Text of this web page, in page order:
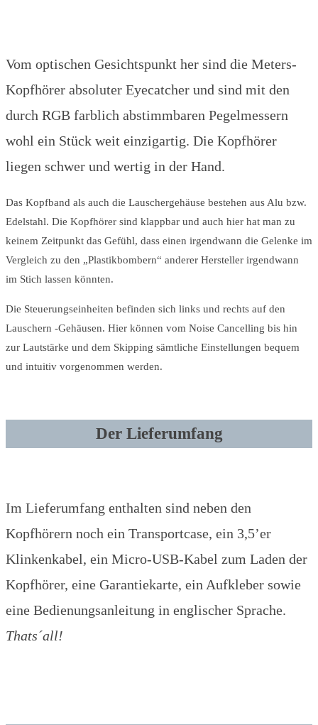
Vom optischen Gesichtspunkt her sind die Meters-
Kopfhörer absoluter Eyecatcher und sind mit den
durch RGB farblich abstimmbaren Pegelmessern
wohl ein Stück weit einzigartig. Die Kopfhörer
liegen schwer und wertig in der Hand.
Das Kopfband als auch die Lauschergehäuse bestehen aus Alu bzw.
Edelstahl. Die Kopfhörer sind klappbar und auch hier hat man zu
keinem Zeitpunkt das Gefühl, dass einen irgendwann die Gelenke im
Vergleich zu den „Plastikbombern“ anderer Hersteller irgendwann
im Stich lassen könnten.
Die Steuerungseinheiten befinden sich links und rechts auf den
Lauschern -Gehäusen. Hier können vom Noise Cancelling bis hin
zur Lautstärke und dem Skipping sämtliche Einstellungen bequem
und intuitiv vorgenommen werden.
Der Lieferumfang
Im Lieferumfang enthalten sind neben den
Kopfhörern noch ein Transportcase, ein 3,5’er
Klinkenkabel, ein Micro-USB-Kabel zum Laden der
Kopfhörer, eine Garantiekarte, ein Aufkleber sowie
eine Bedienungsanleitung in englischer Sprache.
Thats´all!